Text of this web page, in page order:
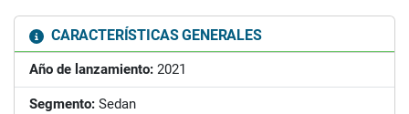
CARACTERÍSTICAS GENERALES
Año de lanzamiento: 2021
Segmento: Sedan